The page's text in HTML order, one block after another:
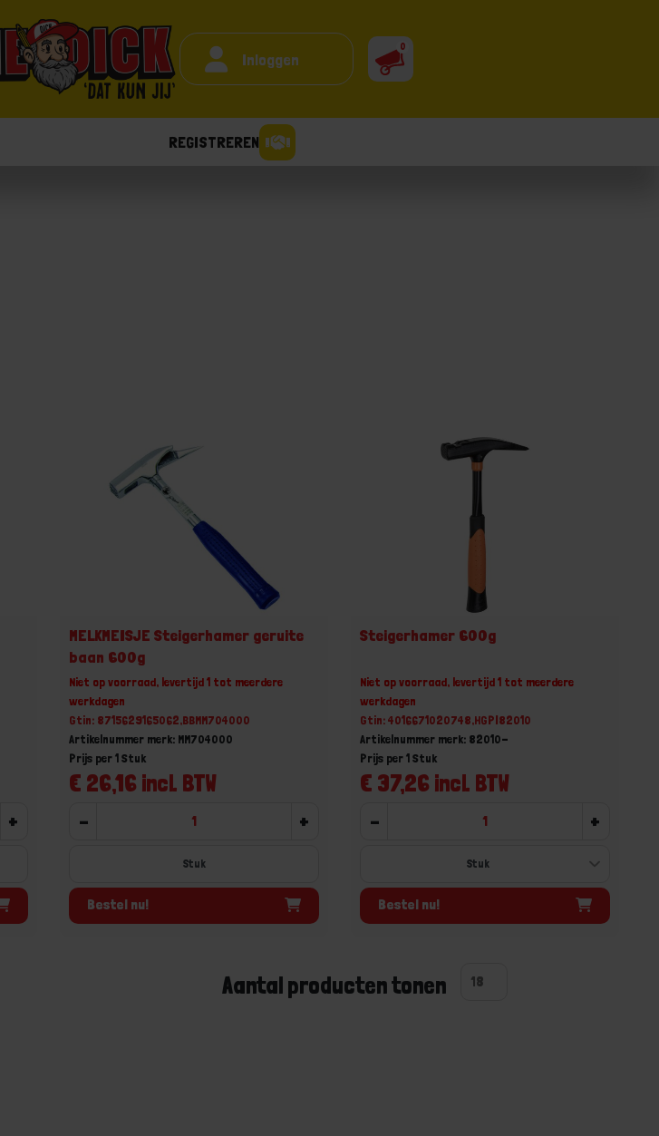
Inloggen
0
REGISTREREN
+
MELKMEISJE Steigerhamer geruite
baan 600g
Niet op voorraad, levertijd 1 tot meerdere
werkdagen
Gtin: 8715629165062,BBMM704000
Artikelnummer merk: MM704000
€ 26,16 incl. BTW
Prijs per 1 Stuk
- +
Stuk
Bestel nu!
Steigerhamer 600g
Niet op voorraad, levertijd 1 tot meerdere
werkdagen
Gtin: 4016671020748,HGPI82010
Artikelnummer merk: 82010-
€ 37,26 incl. BTW
Prijs per 1 Stuk
- +
Bestel nu!
Aantal producten tonen